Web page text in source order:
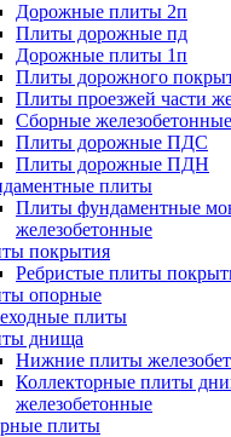
Дорожные плиты 2п
Плиты дорожные пд
Дорожные плиты 1п
Плиты дорожного
Плиты проезжей части
Сборные
Плиты дорожные ПДС
Плиты дорожные ПДН
плиты
Плиты фундаментные
железобетонные
покрытия
Ребристые плиты
опорные
плиты
днища
Нижние плиты
Коллекторные плиты
железобетонные
плиты